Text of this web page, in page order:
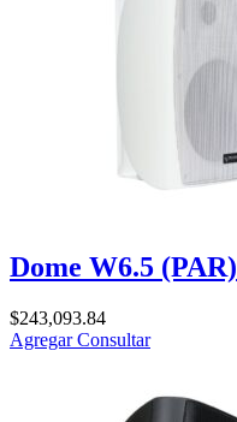
Dome W6.5 (PAR)
$243,093.84
AgregarConsultar